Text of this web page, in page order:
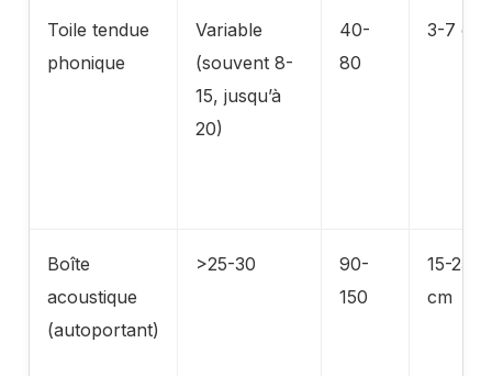
Toile tendue
phonique
Variable
(souvent 8-
15, jusqu’à
20)
40-
80
3-7 cm
Boîte
acoustique
(autoportant)
>25-30
90-
150
15-25
cm